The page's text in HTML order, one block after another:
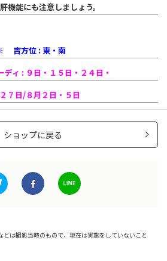
機能にも注意しましょう。
吉方位 : 東・南
ディ : ９日・１５日・２４日・
８月２日・５日
ショップに戻る
は撮影当時のもので、現在は実施をしていないこと